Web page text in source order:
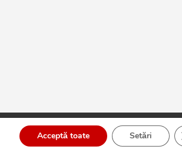
WordPressAcceptă toate Setări